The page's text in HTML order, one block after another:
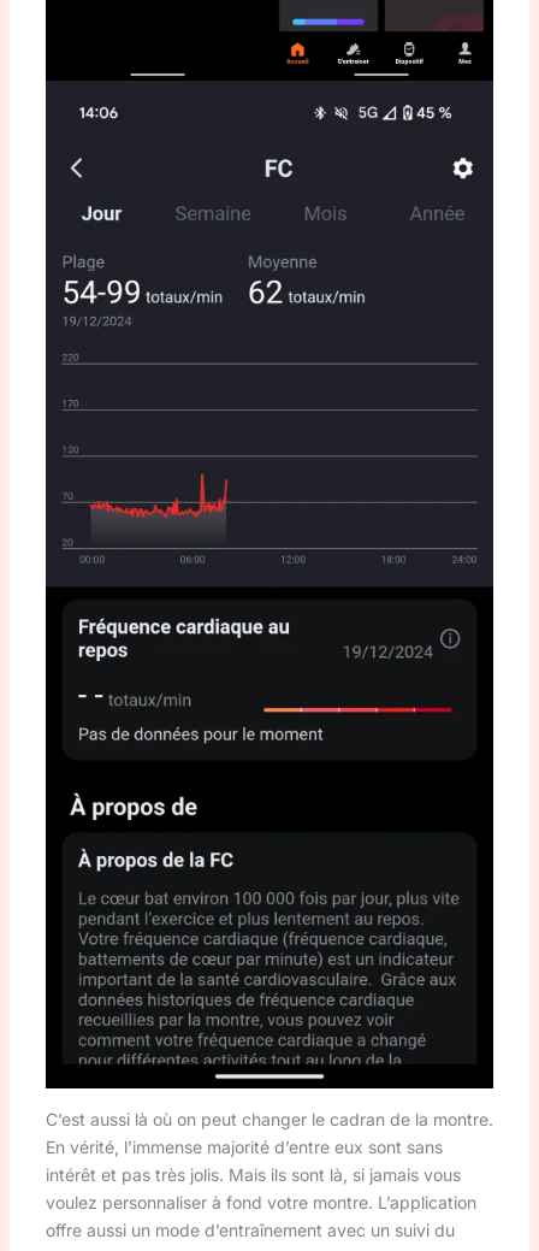
C’est aussi là où on peut changer le cadran de la montre.
En vérité, l’immense majorité d’entre eux sont sans
intérêt et pas très jolis. Mais ils sont là, si jamais vous
voulez personnaliser à fond votre montre. L’application
offre aussi un mode d’entraînement avec un suivi du